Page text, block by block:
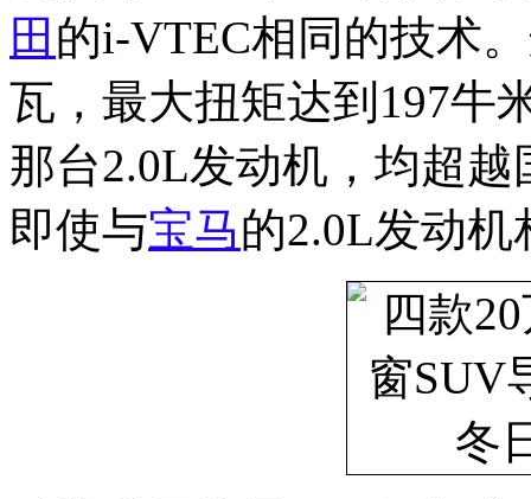
田 的i-VTEC相同的技术
瓦，最大扭矩达到197牛
那台2.0L发动机，均超
即使与宝马的2.0L发动